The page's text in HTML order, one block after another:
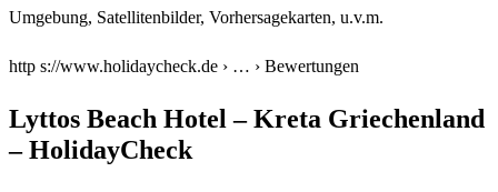
Umgebung, Satellitenbilder, Vorhersagekarten, u.v.m.
http s://www.holidaycheck.de › … › Bewertungen
Lyttos Beach Hotel – Kreta Griechenland
– HolidayCheck